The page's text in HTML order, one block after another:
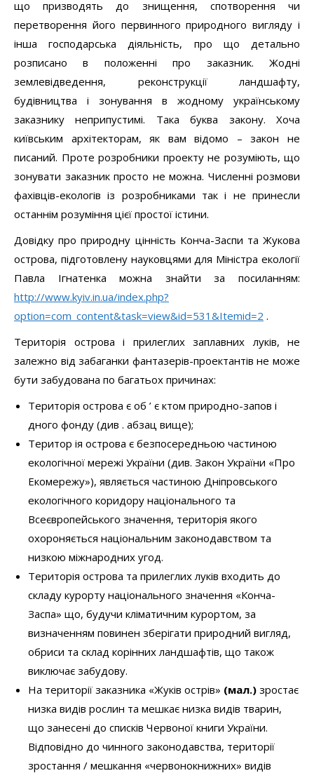
останнім розуміння цієї простої істини.
Довідку про природну цінність Конча-Заспи та Жукова
острова, підготовлену науковцями для Міністра екології
Павла Ігнатенка можна знайти за посиланням:
http://www.kyiv.in.ua/index.php?
option=com_content&task=view&id=531&Itemid=2
Територія острова і прилеглих заплавних луків, не
залежно від забаганки фантазерів-проектантів не може
бути забудована по багатьох причинах:
Територія острова є об ’ є ктом природно-запов і
дного фонду (див . абзац вище);
Територ ія острова є безпосередньою частиною
екологічної мережі України (див. Закон України «Про
Екомережу»), являється частиною Дніпровського
екологічного коридору національного та
Всеєвропейського значення, територія якого
охороняється національним законодавством та
низкою міжнародних угод.
Територія острова та прилеглих луків входить до
Заспа» що, будучи кліматичним курортом, за
визначенням повинен зберігати природний вигляд,
обриси та склад корінних ландшафтів, що також
виключає забудову.
На території заказника «Жуків острів»(мал.)зростає
низка видів рослин та мешкає низка видів тварин,
що занесені до списків Червоної книги України.
Відповідно до чинного законодавства, території
зростання / мешкання «червонокнижних» видів
перебувають під охороною держави і не можуть
бути забудовані / спотворені / знищені.
З огляду на всі попередні пункти та у відповідності
доНаказу Міністерства охорони навколишнього
природного середовища України №434 від
05.11.2004 «Про затвердження Порядку погодження
природоохоронними органами матеріалів щодо
вилучення (викупу), надання земельних ділянок»
Державним управлінням екології та природних
ресурсів у м.Києві проект не може бути погодженим.